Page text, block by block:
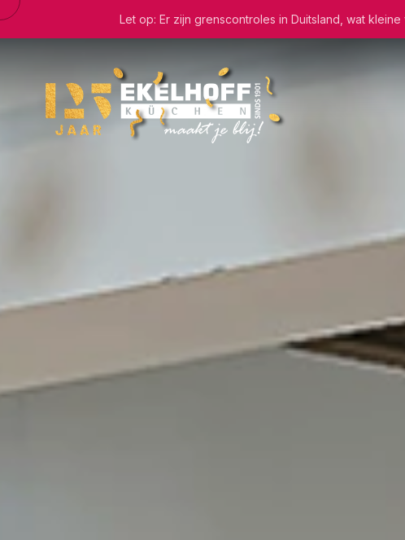
Let op: Er zijn grenscontroles in Duitsland, wat